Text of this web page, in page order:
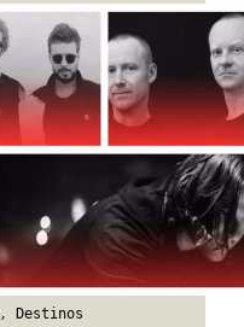
, Destinos